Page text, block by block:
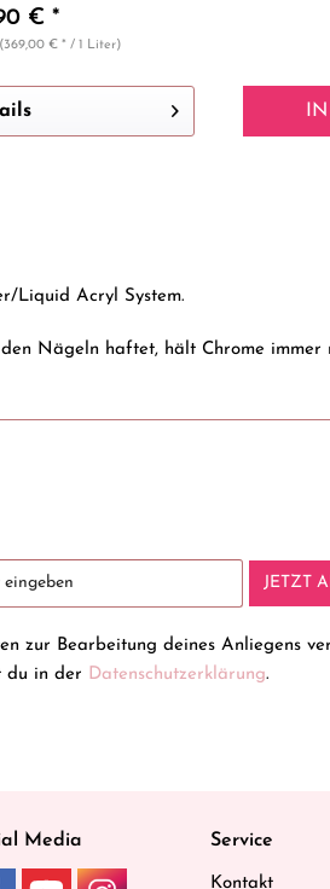
€ *
(369,00 € * / 1 Liter)
Liquid Acryl System.
Nägeln haftet, hält Chrome immer
JETZT
zur Bearbeitung deines Anliegens
du in der Datenschutzerklärung.
Media Service
Kontakt